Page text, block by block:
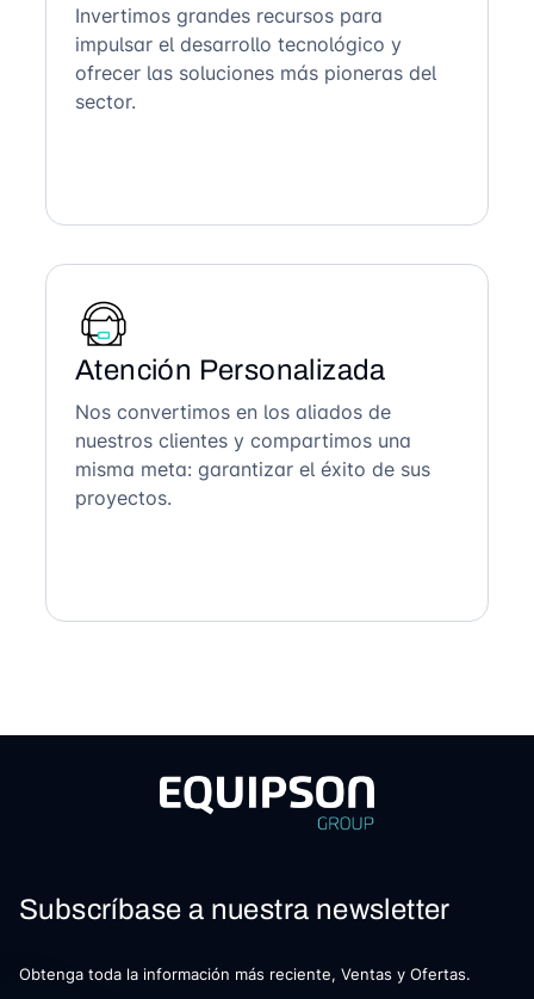
Invertimos grandes recursos para
impulsar el desarrollo tecnológico y
ofrecer las soluciones más pioneras del
sector.
Atención Personalizada
Nos convertimos en los aliados de
nuestros clientes y compartimos una
misma meta: garantizar el éxito de sus
proyectos.
Subscríbase a nuestra newsletter
Obtenga toda la información más reciente, Ventas y Ofertas.